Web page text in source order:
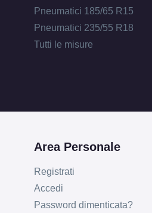
Pneumatici 185/65 R15
Pneumatici 235/55 R18
Tutti le misure
Area Personale
Registrati
Accedi
Password dimenticata?